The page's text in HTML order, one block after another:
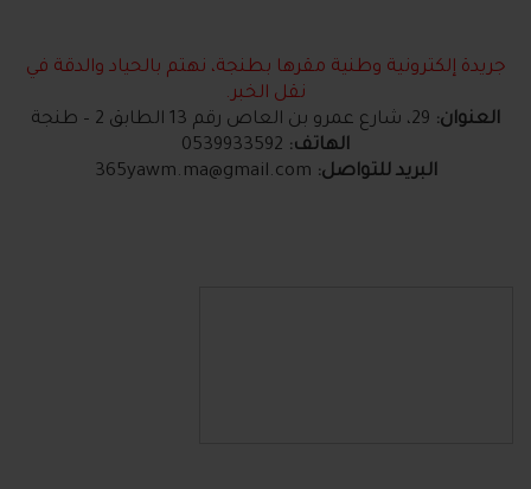
جريدة إلكترونية وطنية مقرها بطنجة، نهتم بالحياد والدقة في
نقل الخبر.
العنوان:
الهاتف:
البريد للتواصل: